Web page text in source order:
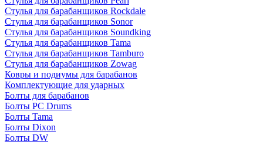
Стулья для барабанщиков Rockdale
Стулья для барабанщиков Sonor
Стулья для барабанщиков Soundking
Стулья для барабанщиков Tama
Стулья для барабанщиков Tamburo
Стулья для барабанщиков Zowag
Ковры и подиумы для барабанов
Комплектующие для ударных
Болты для барабанов
Болты PC Drums
Болты Tama
Болты Dixon
Болты DW